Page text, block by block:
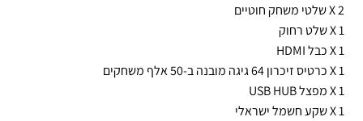
2 X שלטי משחק חוטיים
1 X שלט רחוק
1 X כבל HDMI
1 X כרטיס זיכרון 64 גיגה מובנה ב-50 אלף משחקים
1 X מפצל USB HUB
1 X שקע חשמל ישראלי